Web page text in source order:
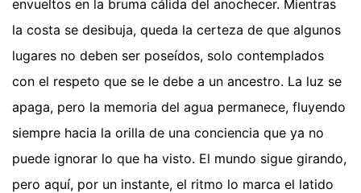
envueltos en la bruma cálida del anochecer. Mientras
la costa se desibuja, queda la certeza de que algunos
lugares no deben ser poseídos, solo contemplados
con el respeto que se le debe a un ancestro. La luz se
apaga, pero la memoria del agua permanece, fluyendo
siempre hacia la orilla de una conciencia que ya no
puede ignorar lo que ha visto. El mundo sigue girando,
pero aquí, por un instante, el ritmo lo marca el latido